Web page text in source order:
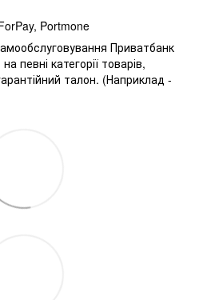
Portmone
Приватбанк
певні категорії товарів,
талон. (Наприклад -